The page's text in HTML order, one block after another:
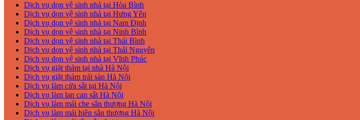
Dịch vụ dọn vệ sinh nhà tại Hòa Bình
Dịch vụ dọn vệ sinh nhà tại Hưng Yên
Dịch vụ dọn vệ sinh nhà tại Nam Định
Dịch vụ dọn vệ sinh nhà tại Ninh Bình
Dịch vụ dọn vệ sinh nhà tại Thái Bình
Dịch vụ dọn vệ sinh nhà tại Thái Nguyên
Dịch vụ dọn vệ sinh nhà tại Vĩnh Phúc
Dịch vụ giặt thảm tại nhà Hà Nội
Dịch vụ giặt thảm trải sàn Hà Nội
Dịch vụ làm cửa sắt tại Hà Nội
Dịch vụ làm lan can sắt Hà Nội
Dịch vụ làm mái che sân thượng Hà Nội
Dịch vụ làm mái hiên sân thượng Hà Nội